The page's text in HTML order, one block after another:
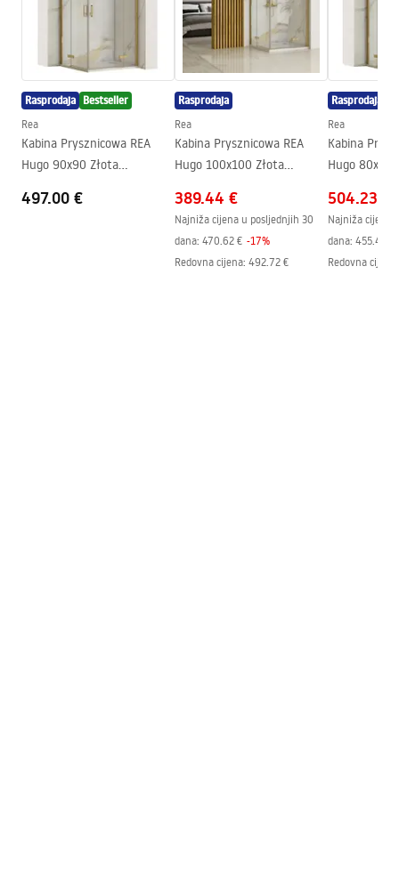
345
150mm
110mm
Oblik
Ovalni
Otvor za slavinu
Rupa za prelijevanje
Ne
Garantni uslovi
Warranty_Terms_and_Conditions_Basins_-_5.pdf
Rasprodaja Bestseller
Rea
Kabina Prysznicowa REA
Hugo 90x90 Złota
497.00 €
Rasprodaja
Rea
Kabina Prysznicowa REA
Hugo 100x100 Złota
389.44 €
Najniža cijena u posljednjih 30
dana: 470.62 € -17%
Redovna cijena: 492.72 €
Rasprodaja
Rea
Kabina
Hugo 80x90
504.23 €
Najniža cijena
dana: 455.40 €
Redovna cijena